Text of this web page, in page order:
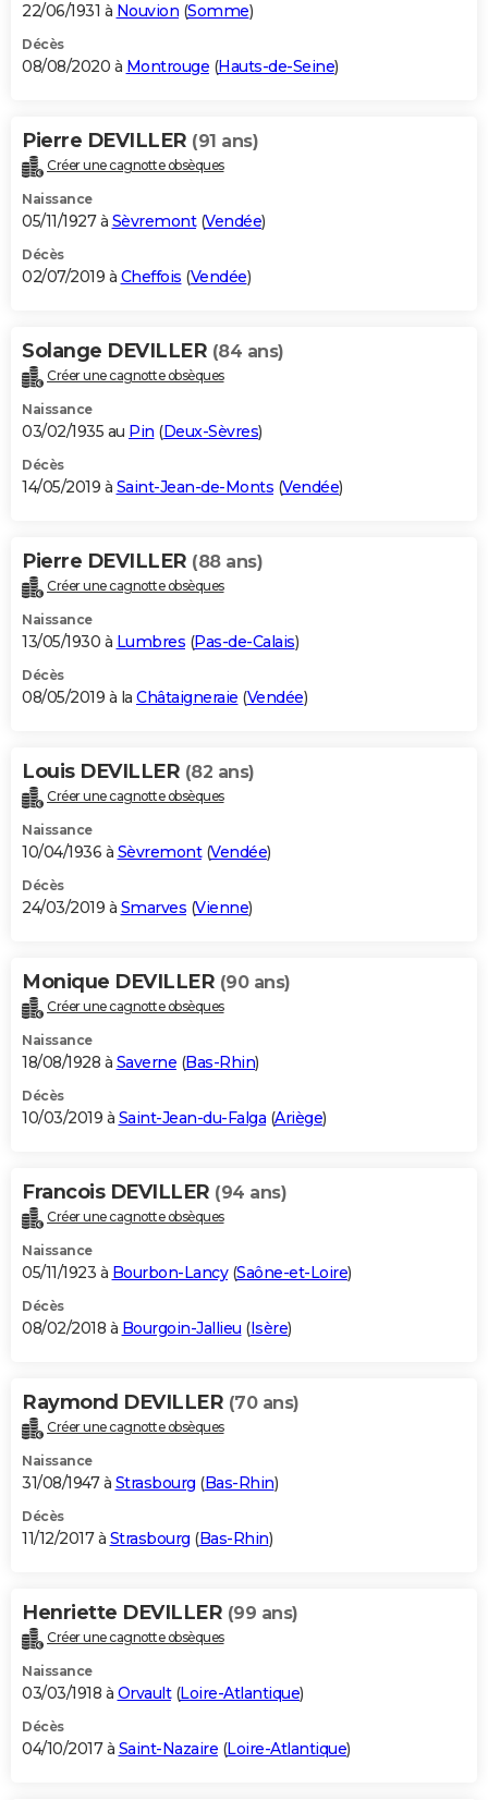
22/06/1931 à Nouvion (Somme)
Décès
08/08/2020 à Montrouge (Hauts-de-Seine)
Pierre DEVILLER (91 ans)
Créer une cagnotte obsèques
Naissance
05/11/1927 à Sèvremont(Vendée)
Décès
02/07/2019 à Cheffois (Vendée)
Solange DEVILLER (84 ans)
Créer une cagnotte obsèques
Naissance
03/02/1935 au Pin (Deux-Sèvres)
Décès
14/05/2019 à Saint-Jean-de-Monts (Vendée)
Pierre DEVILLER (88 ans)
Créer une cagnotte obsèques
Naissance
13/05/1930 à Lumbres (Pas-de-Calais)
Décès
08/05/2019 à la Châtaigneraie (Vendée)
Louis DEVILLER (82 ans)
Créer une cagnotte obsèques
Naissance
10/04/1936 à Sèvremont(Vendée)
Décès
24/03/2019 à Smarves (Vienne)
Monique DEVILLER (90 ans)
Créer une cagnotte obsèques
Naissance
18/08/1928 à Saverne (Bas-Rhin)
Décès
10/03/2019 à Saint-Jean-du-Falga (Ariège)
Francois DEVILLER (94 ans)
Créer une cagnotte obsèques
Naissance
05/11/1923 à Bourbon-Lancy(Saône-et-Loire)
Décès
08/02/2018 à Bourgoin-Jallieu (Isère)
Raymond DEVILLER (70 ans)
Créer une cagnotte obsèques
Naissance
31/08/1947 à Strasbourg (Bas-Rhin)
Décès
11/12/2017 à Strasbourg (Bas-Rhin)
Henriette DEVILLER (99 ans)
Créer une cagnotte obsèques
Naissance
03/03/1918 à Orvault(Loire-Atlantique)
Décès
04/10/2017 à Saint-Nazaire (Loire-Atlantique)